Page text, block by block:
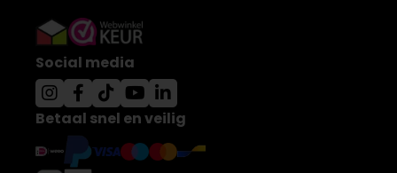
Social media
Betaal snel en veilig